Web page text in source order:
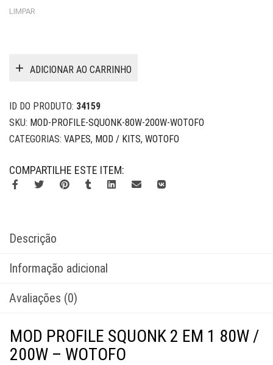
LIMPAR
ADICIONAR AO CARRINHO
ID DO PRODUTO: 34159
SKU: MOD-PROFILE-SQUONK-80W-200W-WOTOFO
CATEGORIAS: VAPES, MOD / KITS, WOTOFO
COMPARTILHE ESTE ITEM:
Descrição
Informação adicional
Avaliações (0)
MOD PROFILE SQUONK 2 EM 1 80W /
200W – WOTOFO